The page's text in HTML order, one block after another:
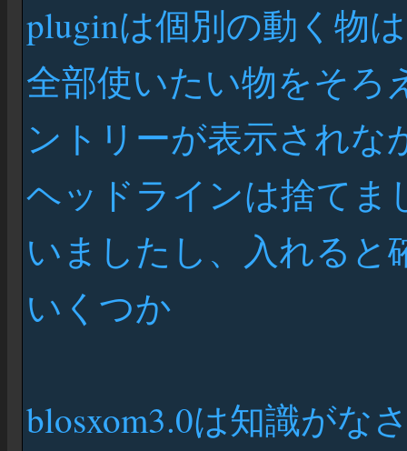
pluginは個別の動く物
全部使いたい物をそろ
ントリーが表示されな
ヘッドラインは捨てま
いましたし、入れると
いくつか
blosxom3.0は知識がな